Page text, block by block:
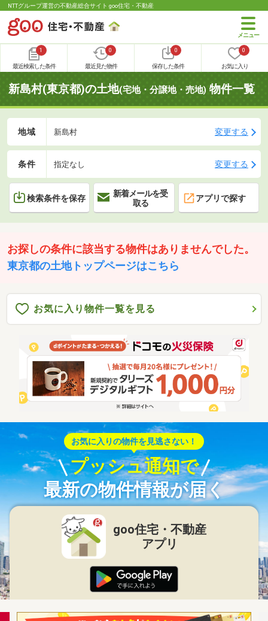
NTTグループ運営の不動産総合サイト goo住宅・不動産
1
最近検索した条件
0
最近見た物件
0
保存した条件
0
お気に入り
新島村(東京都)の土地(宅地・分譲地・売地) 物件一覧
地域 新島村 変更する
条件 指定なし 変更する
検索条件を保存
新着メールを受
取る
アプリで探す
お探しの条件に該当する物件はありませんでした。
東京都の土地トップページはこちら
お気に入り物件一覧を見る
お気に入りの物件を見逃さない！
プッシュ通知で
最新の物件情報が届く
goo住宅・不動産
アプリ